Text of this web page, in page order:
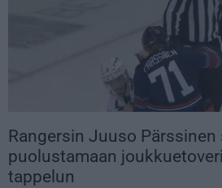
Rangersin Juuso Pärssinen
puolustamaan
tappelun